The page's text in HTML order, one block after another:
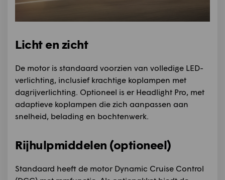
Licht en zicht
De motor is standaard voorzien van volledige LED-
verlichting, inclusief krachtige koplampen met
dagrijverlichting. Optioneel is er Headlight Pro, met
adaptieve koplampen die zich aanpassen aan
snelheid, belading en bochtenwerk.
Rijhulpmiddelen (optioneel)
Standaard heeft de motor Dynamic Cruise Control